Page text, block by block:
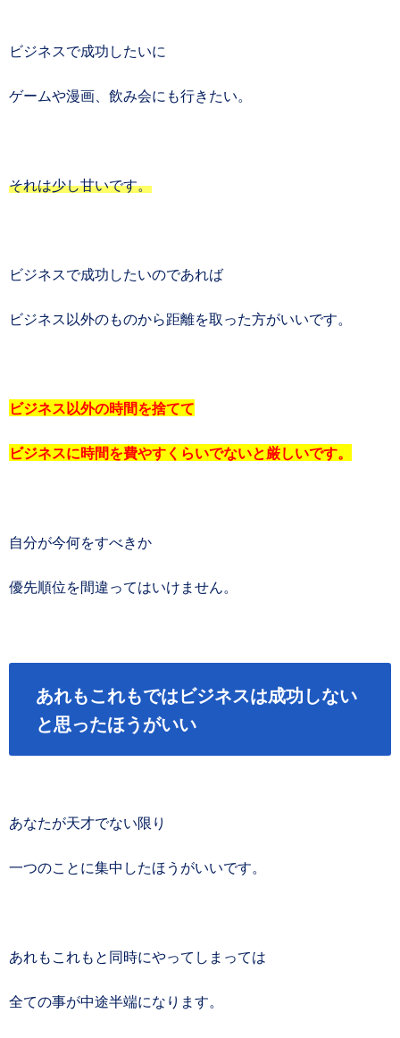
ビジネスで成功したいに
ゲームや漫画、飲み会にも行きたい。
それは少し甘いです。
ビジネスで成功したいのであれば
ビジネス以外のものから距離を取った方がいいです。
ビジネス以外の時間を捨てて
ビジネスに時間を費やすくらいでないと厳しいです。
自分が今何をすべきか
優先順位を間違ってはいけません。
あれもこれもではビジネスは成功しない
と思ったほうがいい
あなたが天才でない限り
一つのことに集中したほうがいいです。
あれもこれもと同時にやってしまっては
全ての事が中途半端になります。